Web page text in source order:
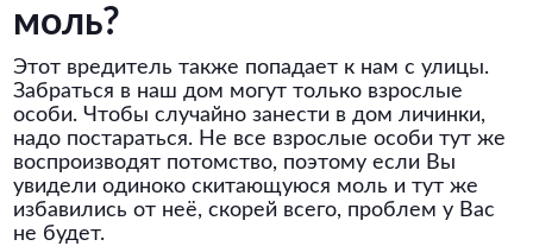
моль?
Этот вредитель также попадает к нам с улицы.
Забраться в наш дом могут только взрослые
особи. Чтобы случайно занести в дом личинки,
надо постараться. Не все взрослые особи тут же
воспроизводят потомство, поэтому если Вы
увидели одиноко скитающуюся моль и тут же
избавились от неё, скорей всего, проблем у Вас
не будет.